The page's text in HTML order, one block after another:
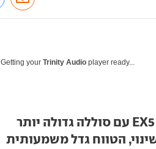
Getting yourTrinity Audio player ready...
הטווח גדל משמעותית